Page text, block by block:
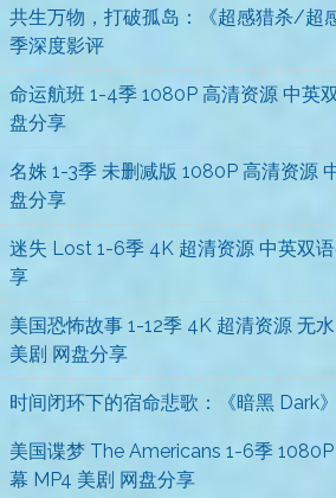
共生万物，打破孤岛：《超感猎杀/超
季深度影评
命运航班 1-4季 1080P 高清资源 中英
盘分享
名姝 1-3季 未删减版 1080P 高清资源
盘分享
迷失 Lost 1-6季 4K 超清资源 中英双
享
美国恐怖故事 1-12季 4K 超清资源 无
美剧 网盘分享
时间闭环下的宿命悲歌：《暗黑 Dark
美国谍梦 The Americans 1-6季
幕 MP4 美剧 网盘分享